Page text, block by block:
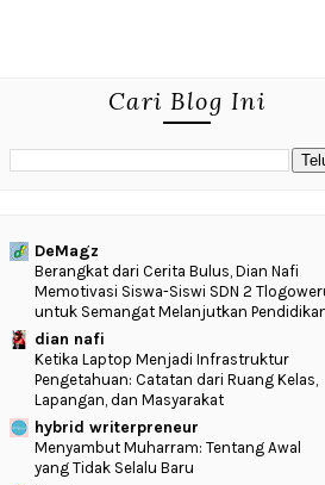
Cari Blog Ini
DeMagz
‎Berangkat dari Cerita Bulus, Dian Nafi
Memotivasi Siswa-Siswi SDN 2
untuk Semangat Melanjutkan
dian nafi
Ketika Laptop Menjadi Infrastruktur
Pengetahuan: Catatan dari Ruang Kelas,
Lapangan, dan Masyarakat
hybrid writerpreneur
Menyambut Muharram: Tentang Awal
yang Tidak Selalu Baru